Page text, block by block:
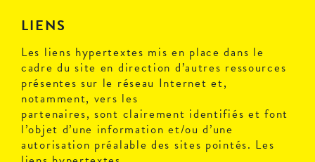
LIENS
Les liens hypertextes mis en place dans le
cadre du site en direction d’autres ressources
présentes sur le réseau Internet et,
notamment, vers les
partenaires, sont clairement identifiés et font
l’objet d’une information et/ou d’une
autorisation préalable des sites pointés. Les